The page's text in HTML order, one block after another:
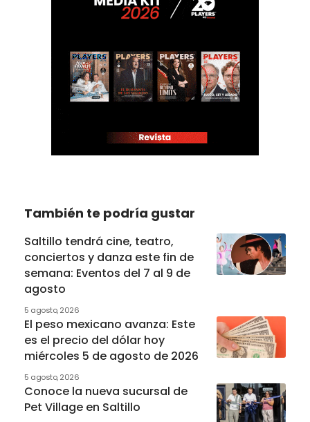
También te podría gustar
Saltillo tendrá cine, teatro,
conciertos y danza este fin de
semana: Eventos del 7 al 9 de
agosto
5 agosto, 2026
El peso mexicano avanza: Este
es el precio del dólar hoy
miércoles 5 de agosto de 2026
5 agosto, 2026
Conoce la nueva sucursal de
Pet Village en Saltillo